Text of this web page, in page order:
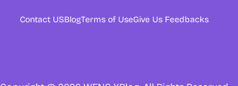
Contact USBlogTerms of UseGive Us Feedbacks